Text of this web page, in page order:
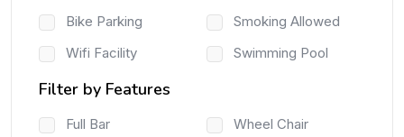
Bike Parking
Smoking Allowed
Wifi Facility
Swimming Pool
Filter by Features
Full Bar
Wheel Chair